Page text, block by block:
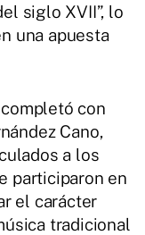
siglo XVII”, lo
una apuesta
con
Cano,
a los
participaron en
el carácter
tradicional